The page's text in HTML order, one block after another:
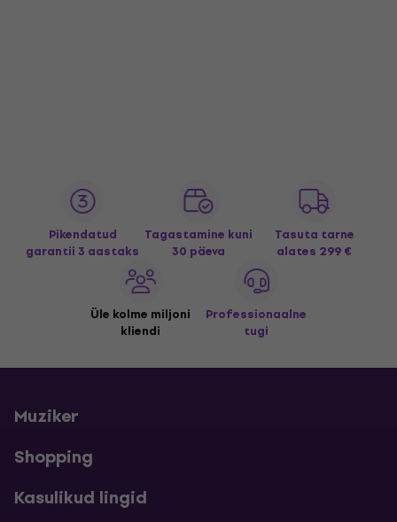
Pikendatud
garantii 3 aastaks
Tagastamine kuni
30 päeva
Tasuta tarne
alates 299 €
Üle kolme miljoni
kliendi
Professionaalne
tugi
Muziker
Shopping
Kasulikud lingid